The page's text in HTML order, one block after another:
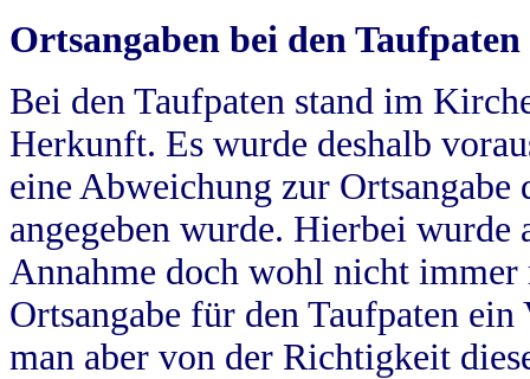
Ortsangaben bei den Taufpaten
Bei den Taufpaten stand im
Herkunft. Es wurde deshalb
eine Abweichung zur
angegeben wurde. Hierbei wurde
Annahme doch wohl nicht
Ortsangabe für den Taufpaten
man aber von der Richtigkeit